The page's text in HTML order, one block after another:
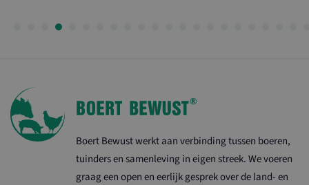
Boert Bewust werkt aan verbinding tussen boeren,
tuinders en samenleving in eigen streek. We voeren
graag een open en eerlijk gesprek over de land- en